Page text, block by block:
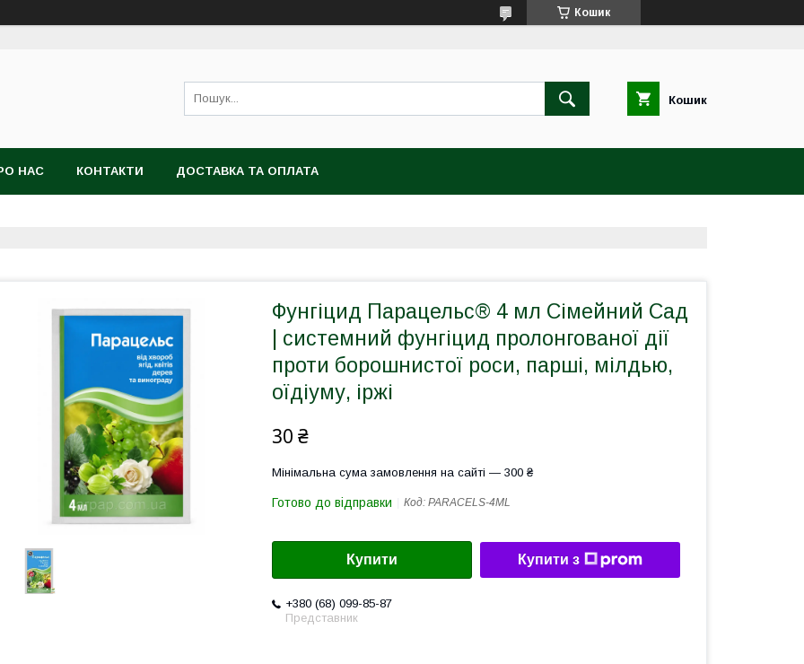
Кошик
Кошик
НАС КОНТАКТИ ДОСТАВКА ТА ОПЛАТА
Фунгіцид Парацельс® 4 мл Сімейний Сад
| системний фунгіцид пролонгованої дії
проти борошнистої роси, парші, мілдью,
оїдіуму, іржі
30 ₴
Мінімальна сума замовлення на сайті — 300 ₴
Готово до відправки Код: PARACELS-4ML
Купити Купити з
+380 (68) 099-85-87
Представник